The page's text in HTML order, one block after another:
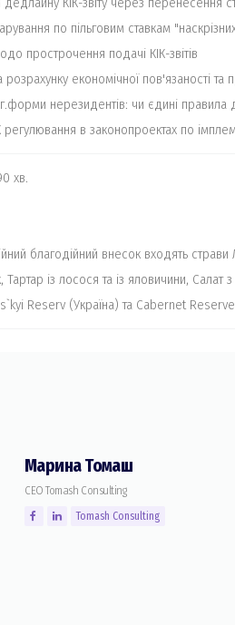
по пільговим ставкам
прострочення подачі КІК-звітів
економічної пов'язаності та
нерезидентів: чи єдині правила
в законопроектах по
хв.
благодійний внесок входять
Тартар із лосося та із яловичини,
Reserv (Україна) та Cabernet
Марина Томаш
CEO Tomash Consulting
Tomash Consulting